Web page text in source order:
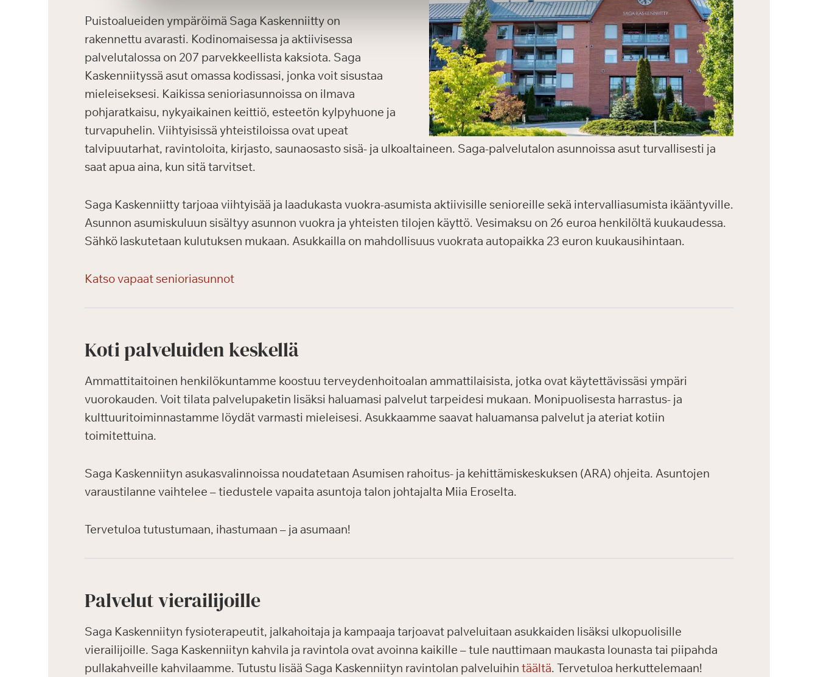
Puistoalueiden ympäröimä Saga Kaskenniitty on
rakennettu avarasti. Kodinomaisessa ja aktiivisessa
palvelutalossa on 207 parvekkeellista kaksiota. Saga
Kaskenniityssä asut omassa kodissasi, jonka voit sisustaa
mieleiseksesi. Kaikissa senioriasunnoissa on ilmava
pohjaratkaisu, nykyaikainen keittiö, esteetön kylpyhuone ja
turvapuhelin. Viihtyisissä yhteistiloissa ovat upeat
talvipuutarhat, ravintoloita, kirjasto, saunaosasto sisä- ja ulkoaltaineen. Saga-palvelutalon asunnoissa asut turvallisesti ja
saat apua aina, kun sitä tarvitset.
Saga Kaskenniitty tarjoaa viihtyisää ja laadukasta vuokra-asumista aktiivisille senioreille sekä intervalliasumista ikääntyville.
Asunnon asumiskuluun sisältyy asunnon vuokra ja yhteisten tilojen käyttö. Vesimaksu on 26 euroa henkilöltä kuukaudessa.
Sähkö laskutetaan kulutuksen mukaan. Asukkailla on mahdollisuus vuokrata autopaikka 23 euron kuukausihintaan.
Katso vapaat senioriasunnot
Koti palveluiden keskellä
Ammattitaitoinen henkilökuntamme koostuu terveydenhoitoalan ammattilaisista, jotka ovat käytettävissäsi ympäri
vuorokauden. Voit tilata palvelupaketin lisäksi haluamasi palvelut tarpeidesi mukaan. Monipuolisesta harrastus- ja
kulttuuritoiminnastamme löydät varmasti mieleisesi. Asukkaamme saavat haluamansa palvelut ja ateriat kotiin
toimitettuina.
Saga Kaskenniityn asukasvalinnoissa noudatetaan Asumisen rahoitus- ja kehittämiskeskuksen (ARA) ohjeita. Asuntojen
varaustilanne vaihtelee – tiedustele vapaita asuntoja talon johtajalta Miia Eroselta.
Tervetuloa tutustumaan, ihastumaan – ja asumaan!
Palvelut vierailijoille
Saga Kaskenniityn fysioterapeutit, jalkahoitaja ja kampaaja tarjoavat palveluitaan asukkaiden lisäksi ulkopuolisille
vierailijoille. Saga Kaskenniityn kahvila ja ravintola ovat avoinna kaikille – tule nauttimaan maukasta lounasta tai piipahda
pullakahveille kahvilaamme. Tutustu lisää Saga Kaskenniityn ravintolan palveluihin täältä. Tervetuloa herkuttelemaan!